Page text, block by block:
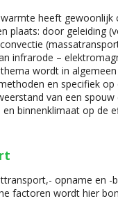
heeft gewoonlijk
plaats: door geleiding
infrarode –
wordt in
en specifiek op
van een spouw
binnenklimaat op de
opname en -
factoren wordt hier